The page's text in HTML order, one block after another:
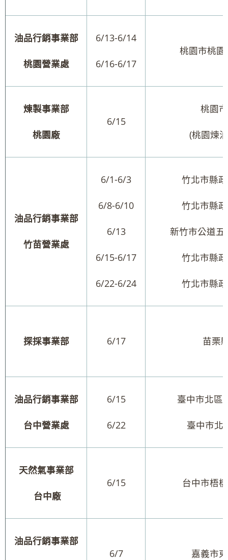
油品行銷事業部
桃園營業處
6/13-6/14
6/16-6/17
桃園市桃
煉製事業部
桃園廠
6/15
桃園
(桃園煉
油品行銷事業部
竹苗營業處
6/1-6/3
6/8-6/10
6/13
6/15-6/17
6/22-6/24
竹北市縣
竹北市縣
新竹市公道五
竹北市縣
竹北市縣
探採事業部 6/17 苗栗
油品行銷事業部
台中營業處
6/15
6/22
臺中市北區
臺中市北
天然氣事業部
台中廠
6/15 台中市梧
油品行銷事業部
6/7
嘉義市